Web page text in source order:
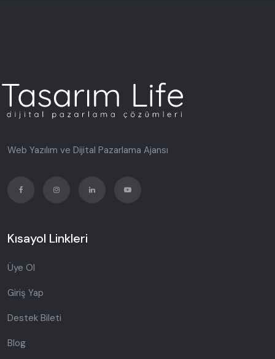
Web Yazılım ve Dijital Pazarlama Ajansı
Kısayol Linkleri
Üye Ol
Giriş Yap
Destek Bileti
Blog